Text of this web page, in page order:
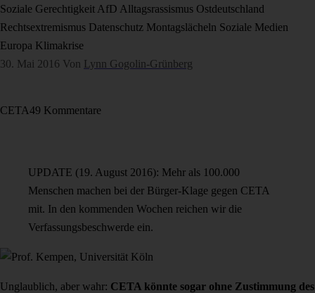
Soziale Gerechtigkeit AfD Alltagsrassismus Ostdeutschland
Rechtsextremismus Datenschutz Montagslächeln Soziale Medien
Europa Klimakrise
30. Mai 2016 Von Lynn Gogolin-Grünberg
CETA49 Kommentare
UPDATE (19. August 2016): Mehr als 100.000
Menschen machen bei der Bürger-Klage gegen CETA
mit. In den kommenden Wochen reichen wir die
Verfassungsbeschwerde ein.
Unglaublich, aber wahr: CETA könnte sogar ohne Zustimmung des